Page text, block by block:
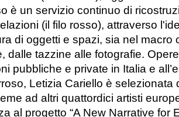
è un servizio continuo di
(il filo rosso), attraverso
di oggetti e spazi, sia nel macro
dalle tazzine alle fotografie.
pubbliche e private in Italia e
Letizia Cariello è selezionata
ad altri quattordici artisti
al progetto “A New Narrative for